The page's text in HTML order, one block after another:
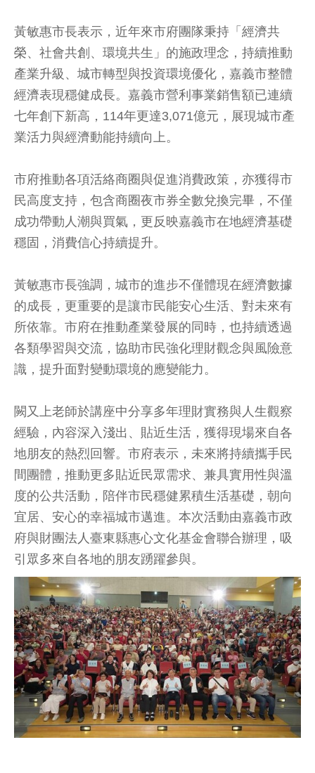
黃敏惠市長表示，近年來市府團隊秉持「經濟共
榮、社會共創、環境共生」的施政理念，持續推動
產業升級、城市轉型與投資環境優化，嘉義市整體
經濟表現穩健成長。嘉義市營利事業銷售額已連續
七年創下新高，114年更達3,071億元，展現城市產
業活力與經濟動能持續向上。
市府推動各項活絡商圈與促進消費政策，亦獲得市
民高度支持，包含商圈夜市券全數兌換完畢，不僅
成功帶動人潮與買氣，更反映嘉義市在地經濟基礎
穩固，消費信心持續提升。
黃敏惠市長強調，城市的進步不僅體現在經濟數據
的成長，更重要的是讓市民能安心生活、對未來有
所依靠。市府在推動產業發展的同時，也持續透過
各類學習與交流，協助市民強化理財觀念與風險意
識，提升面對變動環境的應變能力。
闕又上老師於講座中分享多年理財實務與人生觀察
經驗，內容深入淺出、貼近生活，獲得現場來自各
地朋友的熱烈回響。市府表示，未來將持續攜手民
間團體，推動更多貼近民眾需求、兼具實用性與溫
度的公共活動，陪伴市民穩健累積生活基礎，朝向
宜居、安心的幸福城市邁進。本次活動由嘉義市政
府與財團法人臺東縣惠心文化基金會聯合辦理，吸
引眾多來自各地的朋友踴躍參與。